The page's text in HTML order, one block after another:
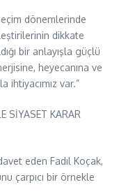
dönemlerinde
dikkate
bir anlayışla güçlü
heyecanına ve
ihtiyacımız var.”
SİYASET KARAR
eden Fadıl Koçak,
çarpıcı bir örnekle